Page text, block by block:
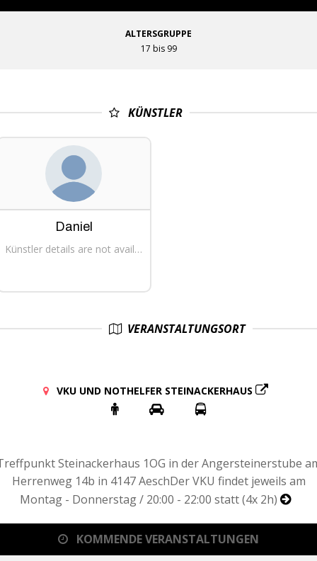
ALTERSGRUPPE
17 bis 99
KÜNSTLER
Daniel
Künstler details are not available
VERANSTALTUNGSORT
VKU UND NOTHELFER STEINACKERHAUS
Steinackerhaus 1OG in der Angersteinerstube
Herrenweg 14b in 4147 AeschDer VKU findet jeweils am
Montag - Donnerstag / 20:00 - 22:00 statt (4x 2h)
KOMMENDE VERANSTALTUNGEN